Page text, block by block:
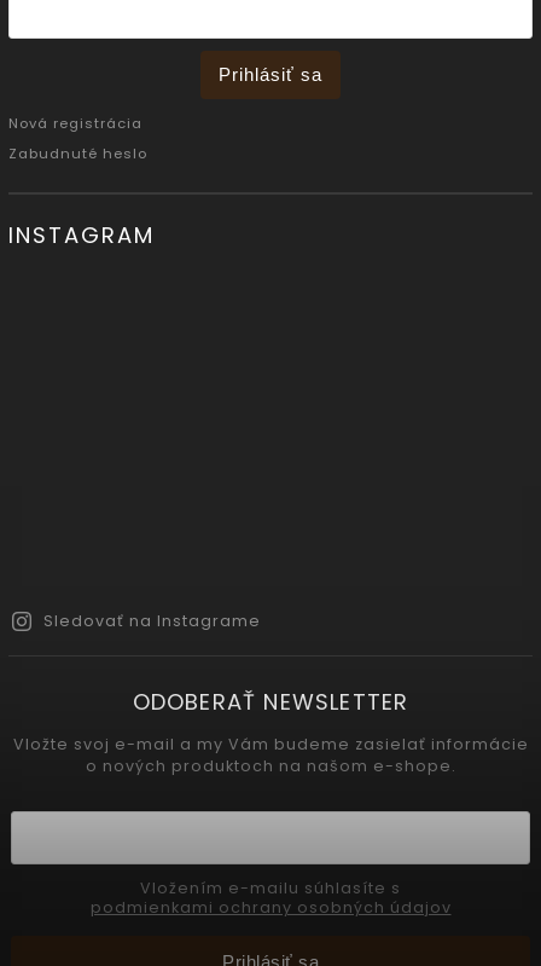
Prihlásiť sa
Nová registrácia
Zabudnuté heslo
INSTAGRAM
Sledovať na Instagrame
ODOBERAŤ NEWSLETTER
Vložte svoj e-mail a my Vám budeme zasielať informácie
o nových produktoch na našom e-shope.
podmienkami ochrany osobných údajov